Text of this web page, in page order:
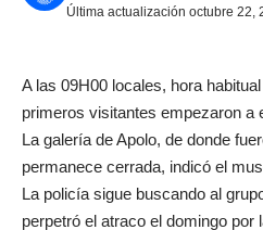
Última actualización octubre 22,
A las 09H00 locales, hora
primeros visitantes empezaron a
La galería de Apolo, de donde
permanece cerrada, indicó el
La policía sigue buscando al
perpetró el atraco el domingo por